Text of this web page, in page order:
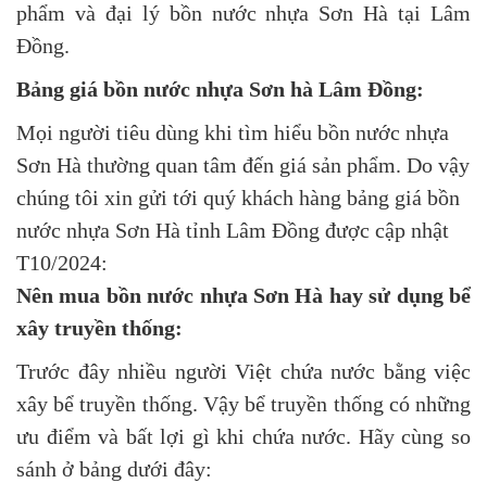
phẩm và đại lý bồn nước nhựa Sơn Hà tại Lâm
Đồng.
Bảng giá bồn nước nhựa Sơn hà Lâm Đồng:
Mọi người tiêu dùng khi tìm hiểu bồn nước nhựa
Sơn Hà thường quan tâm đến giá sản phẩm. Do vậy
chúng tôi xin gửi tới quý khách hàng bảng giá bồn
nước nhựa Sơn Hà tỉnh Lâm Đồng được cập nhật
T10/2024:
Nên mua bồn nước nhựa Sơn Hà hay sử dụng bể
xây truyền thống:
Trước đây nhiều người Việt chứa nước bằng việc
xây bể truyền thống. Vậy bể truyền thống có những
ưu điểm và bất lợi gì khi chứa nước. Hãy cùng so
sánh ở bảng dưới đây: